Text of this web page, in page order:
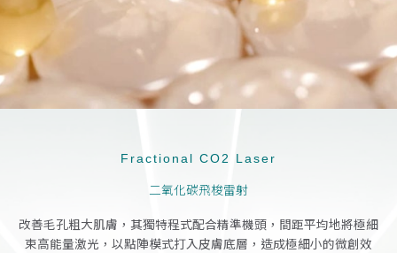
Fractional CO2 Laser
二氧化碳飛梭雷射
改善毛孔粗大肌膚，其獨特程式配合精準機頭，間距平均地將極細
束高能量激光，以點陣模式打入皮膚底層，造成極細小的微創效